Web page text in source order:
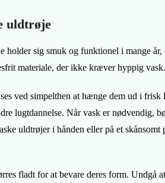
uldtrøje
holder sig smuk og funktionel i mange
materiale, der ikke kræver hyppig vask.
ved simpelthen at hænge dem ud i
lugtdannelse. Når vask er nødvendig,
uldtrøjer i hånden eller på et
fladt for at bevare deres form. Undgå